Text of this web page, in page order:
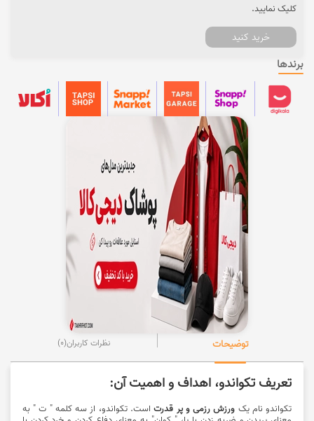
کلیک نمایید.
خرید کنید
برندها
توضیحات نظرات کاربران(0)
تعریف تکواندو، اهداف و اهمیت آن:
تکواندو نام یک ورزش رزمی و پر قدرتاست. تکواندو، از سه کلمه " ت " به